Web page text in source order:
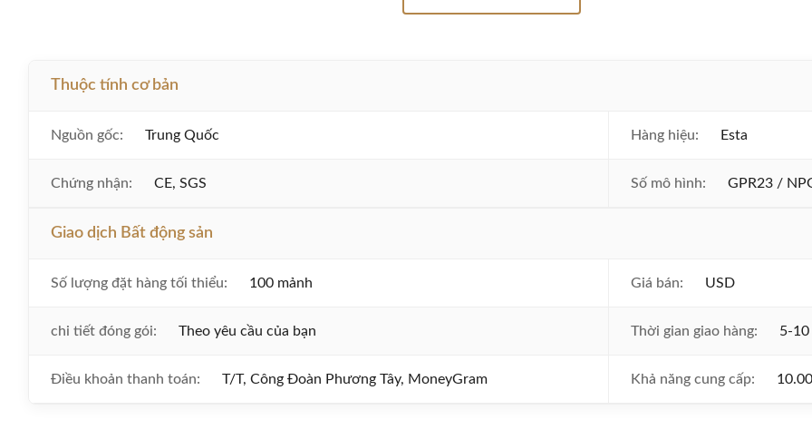
Thuộc tính cơ bản
Nguồn gốc: Trung Quốc Hàng hiệu: Esta
Chứng nhận: CE, SGS Số mô hình: GPR23 /
Giao dịch Bất động sản
Số lượng đặt hàng tối thiểu: 100 mảnh Giá bán: USD
chi tiết đóng gói: Theo yêu cầu của bạn Thời gian giao hàng: 5-10
Điều khoản thanh toán: T/T, Công Đoàn Phương Tây, MoneyGram Khả năng cung cấp: